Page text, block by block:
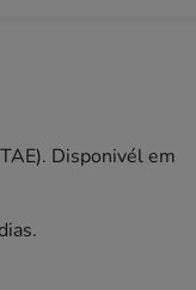
Disponivél em